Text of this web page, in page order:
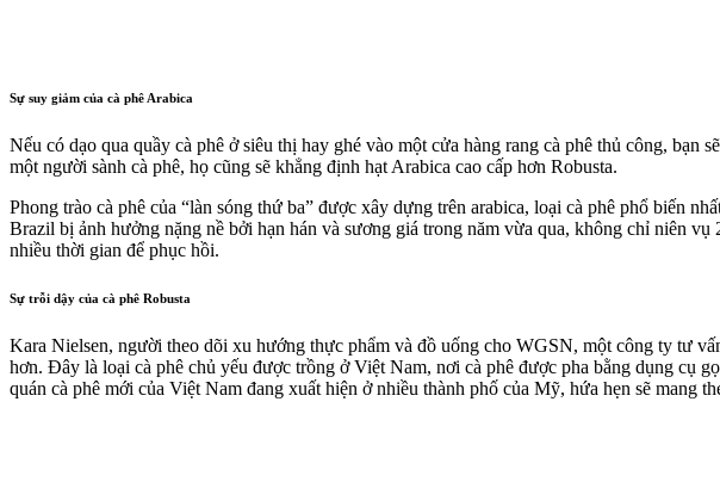
Sự suy giảm của cà phê Arabica
Nếu có dạo qua quầy cà phê ở siêu thị hay ghé vào một cửa hàng rang cà phê thủ công,
một người sành cà phê, họ cũng sẽ khẳng định hạt Arabica cao cấp hơn Robusta.
Phong trào cà phê của “làn sóng thứ ba” được xây dựng trên arabica, loại cà phê phổ biến
Brazil bị ảnh hưởng nặng nề bởi hạn hán và sương giá trong năm vừa qua, không chỉ niên
nhiều thời gian để phục hồi.
Sự trỗi dậy của cà phê Robusta
Kara Nielsen, người theo dõi xu hướng thực phẩm và đồ uống cho WGSN, một công ty tư
hơn. Đây là loại cà phê chủ yếu được trồng ở Việt Nam, nơi cà phê được pha bằng dụng cụ
quán cà phê mới của Việt Nam đang xuất hiện ở nhiều thành phố của Mỹ, hứa hẹn sẽ mang